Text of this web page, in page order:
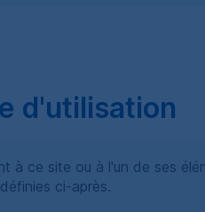
d'utilisation
à ce site ou à l'un de ses
ci-après.